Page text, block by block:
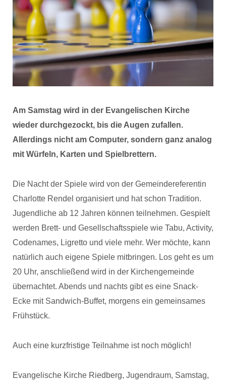
Am Samstag wird in der Evangelischen Kirche
wieder durchgezockt, bis die Augen zufallen.
Allerdings nicht am Computer, sondern ganz analog
mit Würfeln, Karten und Spielbrettern.
Die Nacht der Spiele wird von der Gemeindereferentin
Charlotte Rendel organisiert und hat schon Tradition.
Jugendliche ab 12 Jahren können teilnehmen. Gespielt
werden Brett- und Gesellschaftsspiele wie Tabu, Activity,
Codenames, Ligretto und viele mehr. Wer möchte, kann
natürlich auch eigene Spiele mitbringen. Los geht es um
20 Uhr, anschließend wird in der Kirchengemeinde
übernachtet. Abends und nachts gibt es eine Snack-
Ecke mit Sandwich-Buffet, morgens ein gemeinsames
Frühstück.
Auch eine kurzfristige Teilnahme ist noch möglich!
Evangelische Kirche Riedberg, Jugendraum, Samstag,